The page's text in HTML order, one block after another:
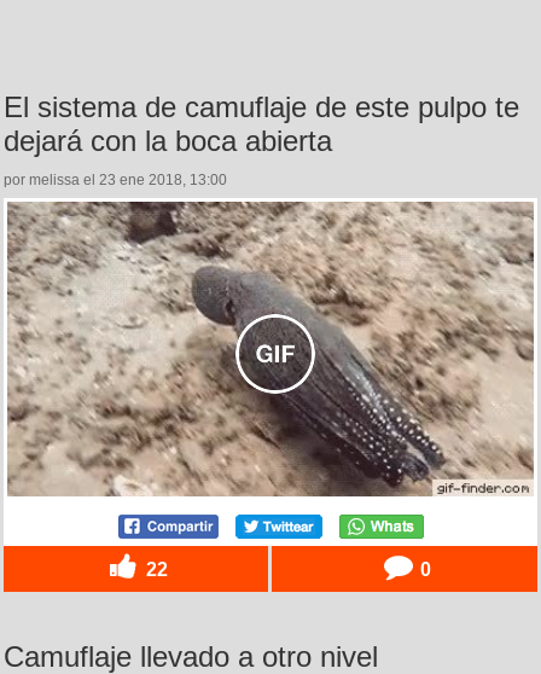
El sistema de camuflaje de este pulpo te
dejará con la boca abierta
por melissa el 23 ene 2018, 13:00
22 0
Camuflaje llevado a otro nivel